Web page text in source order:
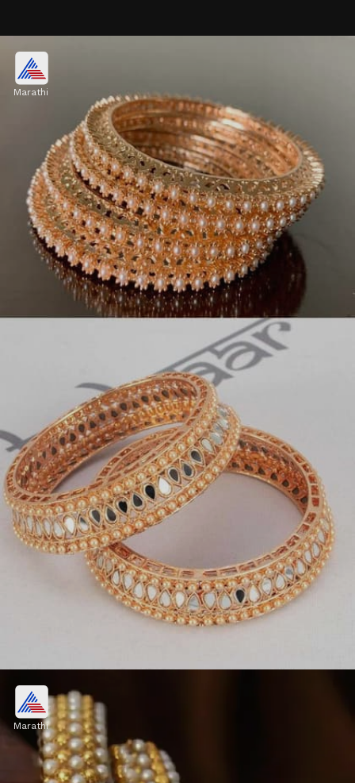
मल्टीलेअर मोत्यांच्या बांगड्यांचा सेट सध्या फॅशनमध्ये खूप ट्रेंड
करत आहे. याची युनिक आणि मॉडर्न स्टाइल साध्या साडीलाही
स्टायलिश आणि ग्रेसफुल लूक देते.
Image credits: pinterest
Marathi
रोज गोल्ड पर्ल बांगड्यांचा सेट
रोज गोल्ड फिनिश असलेल्या मोत्यांच्या बांगड्या महिलांना खूपच
सॉफ्ट आणि एलिगेंट लूक देतात. पेस्टल रंगाच्या साडीवर आणि
हलक्या मेकअपसोबत यांचं कॉम्बिनेशन खूपच सुंदर दिसतं.
Marathi